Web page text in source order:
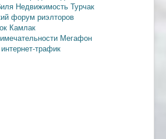
Недвижимость Турчак
форум риэлторов
Камлак
Мегафон
интернет-трафик